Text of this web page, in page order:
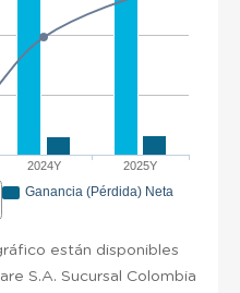
2024Y 2025Y
Ganancia (Pérdida) Neta
están disponibles
S.A. Sucursal Colombia